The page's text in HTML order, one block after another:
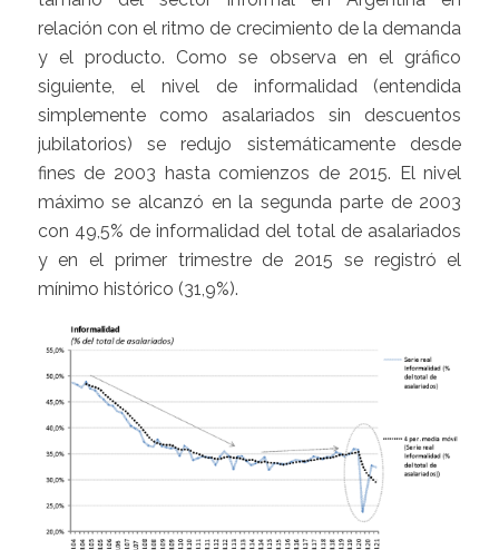
relación con el ritmo de crecimiento de la demanda
y el producto. Como se observa en el gráfico
siguiente, el nivel de informalidad (entendida
simplemente como asalariados sin descuentos
jubilatorios) se redujo sistemáticamente desde
fines de 2003 hasta comienzos de 2015. El nivel
máximo se alcanzó en la segunda parte de 2003
con 49,5% de informalidad del total de asalariados
y en el primer trimestre de 2015 se registró el
mínimo histórico (31,9%).